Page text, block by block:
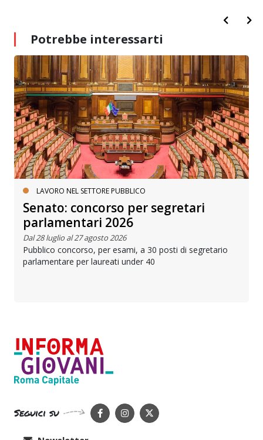
Potrebbe interessarti
LAVORO NEL SETTORE PUBBLICO
Senato: concorso per segretari
parlamentari 2026
Dal 28 luglio al 27 agosto 2026
Pubblico concorso, per esami, a 30 posti di segretario
parlamentare per laureati under 40
Seguici su